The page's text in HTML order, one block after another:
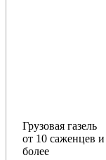
Грузовая газель
от 10 саженцев и
более